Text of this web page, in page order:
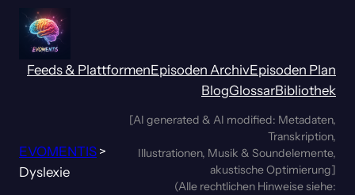
Zum
Inhalt
springen
Feeds & PlattformenEpisoden ArchivEpisoden Plan
BlogGlossarBibliothek
EVOMENTIS >
Dyslexie
[AI generated & AI modified: Metadaten,
Transkription,
Illustrationen, Musik & Soundelemente,
akustische Optimierung]
(Alle rechtlichen Hinweise siehe: